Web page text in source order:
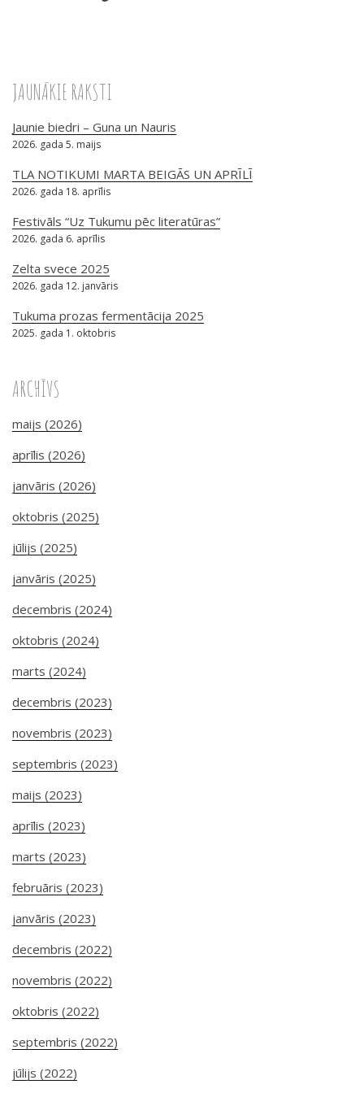
JAUNĀKIE RAKSTI
Jaunie biedri – Guna un Nauris
2026. gada 5. maijs
TLA NOTIKUMI MARTA BEIGĀS UN APRĪLĪ
2026. gada 18. aprīlis
Festivāls “Uz Tukumu pēc literatūras”
2026. gada 6. aprīlis
Zelta svece 2025
2026. gada 12. janvāris
Tukuma prozas fermentācija 2025
2025. gada 1. oktobris
ARCHĪVS
maijs (2026)
aprīlis (2026)
janvāris (2026)
oktobris (2025)
jūlijs (2025)
janvāris (2025)
decembris (2024)
oktobris (2024)
marts (2024)
decembris (2023)
novembris (2023)
septembris (2023)
maijs (2023)
aprīlis (2023)
marts (2023)
februāris (2023)
janvāris (2023)
decembris (2022)
novembris (2022)
oktobris (2022)
septembris (2022)
jūlijs (2022)